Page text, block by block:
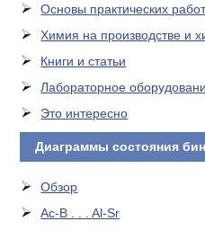
Основы практических
Химия на производстве и
Книги и статьи
Лабораторное
Это интересно
Диаграммы состояния
Обзор
Ac-B . . . Al-Sr